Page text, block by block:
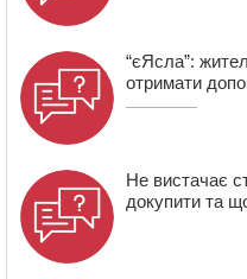
“єЯсла”:
отримати
Не вистачає
докупити та